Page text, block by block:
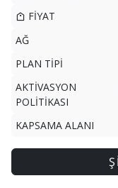
FİYAT
AĞ
PLAN TİPİ
AKTİVASYON
POLİTİKASI
KAPSAMA ALANI